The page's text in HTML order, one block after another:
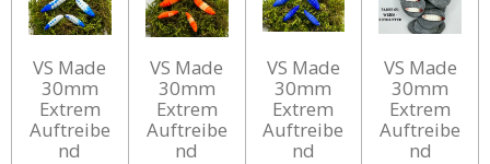
VS Made
30mm
Extrem
Auftreibe
nd
VS Made
30mm
Extrem
Auftreibe
nd
VS Made
30mm
Extrem
Auftreibe
nd
VS Made
30mm
Extrem
Auftreibe
nd